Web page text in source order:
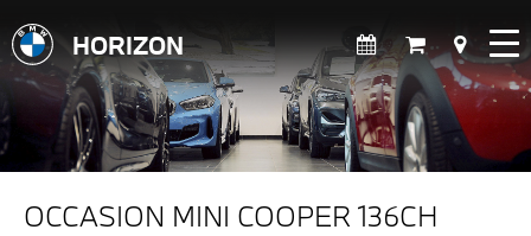
HORIZON
OCCASION MINI COOPER 136CH